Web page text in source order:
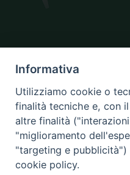
piazza Giano Parrasio, 16
87100 Cosenza
CONTATTI
e@mail:
Informativa
Utilizziamo cookie o
finalità tecniche e, con
altre finalità
"miglioramento
"targeting e
cookie policy.